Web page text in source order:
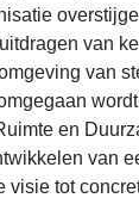
van
van
en
van
tot